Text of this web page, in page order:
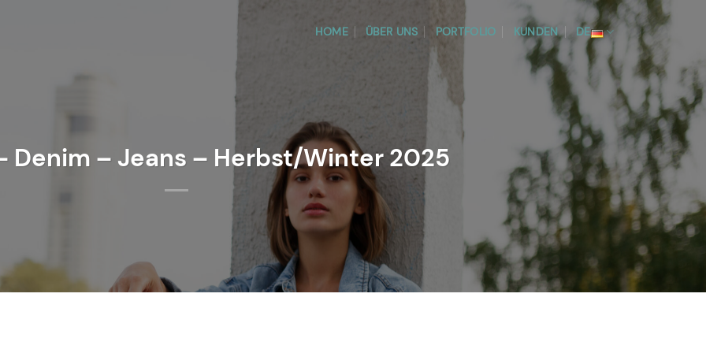
HOME ÜBER UNS PORTFOLIO KUNDEN DE
Denim – Jeans – Herbst/Winter 2025